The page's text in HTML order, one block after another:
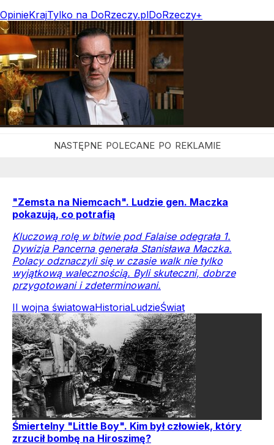
OpinieKrajTylko na DoRzeczy.plDoRzeczy+
"Zemsta na Niemcach". Ludzie gen. Maczka
pokazują, co potrafią
Kluczową rolę w bitwie pod Falaise odegrała 1.
Dywizja Pancerna generała Stanisława Maczka.
Polacy odznaczyli się w czasie walk nie tylko
wyjątkową walecznością. Byli skuteczni, dobrze
przygotowani i zdeterminowani.
II wojna światowaHistoriaLudzieŚwiat
Śmiertelny "Little Boy". Kim był człowiek, który
zrzucił bombę na Hiroszimę?